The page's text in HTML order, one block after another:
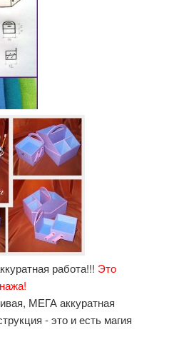
работа!!! Это
МЕГА аккуратная
- это и есть магия